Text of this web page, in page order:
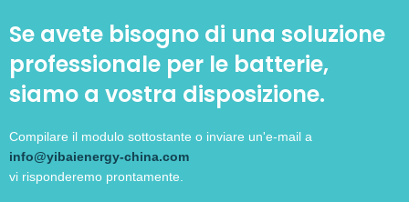
Se avete bisogno di una soluzione
professionale per le batterie,
siamo a vostra disposizione.
Compilare il modulo sottostante o inviare un'e-mail a
info@yibaienergy-china.com
vi risponderemo prontamente.